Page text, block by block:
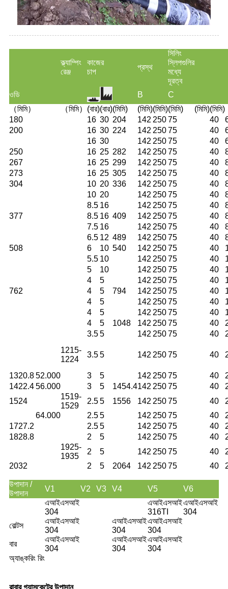
ক্ল্যাম্পিং
রেঞ্জ
কাজের
চাপ
প্রস্থ
সিলিং
স্লিপগুলির
মধ্যে
দূরত্ব
ওডি
B
C
（মিমি）
（মিমি） (বার)(বার)(মিমি) (মিমি)(মিমি)(মিমি) (মিমি)(মিমি)
180
16 30 204 142 25075 40
200
16 30 224 142 25075 40
16 30 142 25075 40
250
16 25 282 142 25075 40
267
16 25 299 142 25075 40
273
16 25 305 142 25075 40
304
10 20 336 142 25075 40
10 20 142 25075 40
8.5 16 142 25075 40
377
8.5 16 409 142 25075 40
7.5 16 142 25075 40
6.5 12 489 142 25075 40
508
6 10 540 142 25075 40
5.5 10 142 25075 40
5
10 142 25075 40
4
5 142 25075 40
762
4 5 794 142 25075 40
4
5 142 25075 40
4
5 142 25075 40
4
5 1048 142 25075 40
3.55 142 25075 40
1215-
1224
3.55 142 25075 40
1320.852.000 3 5 142 25075 40
1422.456.000 3 5 1454.4142 25075 40
1524
1519-
1529
2.55 1556 142 25075 40
64.000
2.55 142 25075 40
1727.2
2.55 142 25075 40
1828.8
2 5 142 25075 40
1925-
1935
2 5 142 25075 40
2032
2 5 2064 142 25075 40
উপাদান /
উপাদান
V1 V2 V3 V4 V5
V6
এআইএসআই
304
এআইএসআই
316TI
এআইএসআই
304
বোল্টস
এআইএসআই
304
এআইএসআই
304
এআইএসআই
304
বার
এআইএসআই
304
এআইএসআই
304
এআইএসআই
304
অ্যাঙ্করিং রিং